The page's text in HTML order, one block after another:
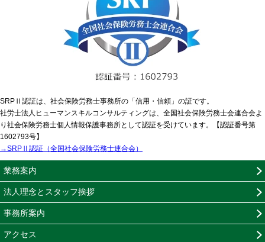
SRPⅡ認証は、社会保険労務士事務所の「信用・信頼」の証です。
社労士法人ヒューマンスキルコンサルティングは、全国社会保険労務士会連合会よ
り社会保険労務士個人情報保護事務所として認証を受けています。【認証番号第
1602793号】
→SRPⅡ認証（全国社会保険労務士連合会）
業務案内
法人理念とスタッフ挨拶
事務所案内
アクセス